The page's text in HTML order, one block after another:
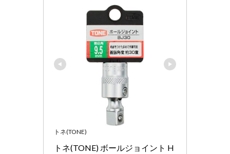
トネ(TONE)
トネ(TONE) ボールジョイント H